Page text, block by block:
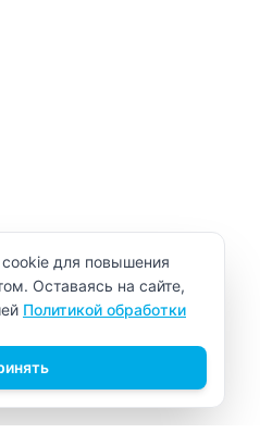
cookie
для повышения
Оставаясь на сайте,
Политикой обработки